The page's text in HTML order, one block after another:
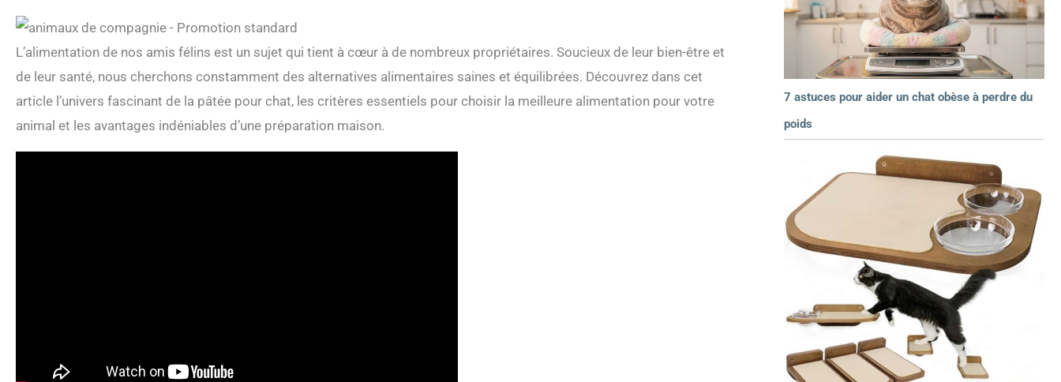
L’alimentation de nos amis félins est un sujet qui tient à cœur à de nombreux propriétaires. Soucieux de leur bien-être et
de leur santé, nous cherchons constamment des alternatives alimentaires saines et équilibrées. Découvrez dans cet
article l’univers fascinant de la pâtée pour chat, les critères essentiels pour choisir la meilleure alimentation pour votre
animal et les avantages indéniables d’une préparation maison.
7 astuces pour aider un chat obèse à perdre du
poids